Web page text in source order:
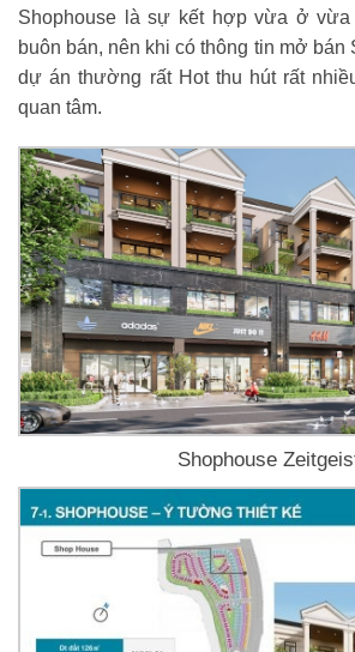
Shophouse là sự kết hợp vừa ở vừa
buôn bán, nên khi có thông tin mở bán
dự án thường rất Hot thu hút rất
quan tâm.
Shophouse